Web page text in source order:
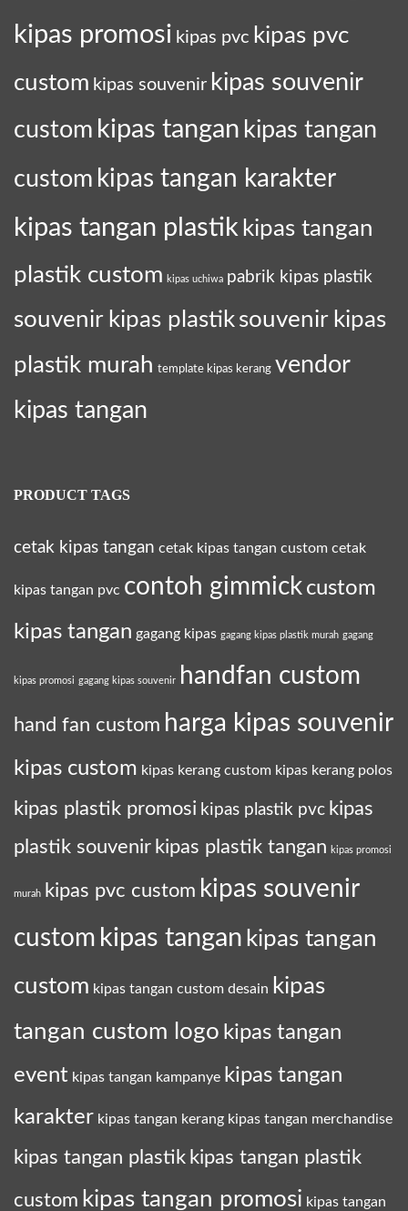
kipas promosi kipas pvc kipas pvc
custom kipas souvenir kipas souvenir
custom kipas tangan kipas tangan
custom kipas tangan karakter
kipas tangan plastik kipas tangan
plastik custom kipas uchiwa pabrik kipas plastik
souvenir kipas plastiksouvenir kipas
plastik murah template kipas kerang vendor
kipas tangan
PRODUCT TAGS
cetak kipas tangan cetak kipas tangan custom cetak
kipas tangan pvc contoh gimmick custom
kipas tangan gagang kipas gagang kipas plastik murah gagang
kipas promosi gagang kipas souvenir handfan custom
hand fan custom harga kipas souvenir
kipas custom kipas kerang custom kipas kerang polos
kipas plastik promosi kipas plastik pvc kipas
plastik souvenir kipas plastik tangan kipas promosi
murah kipas pvc custom kipas souvenir
custom kipas tangan kipas tangan
custom kipas tangan custom desain kipas
tangan custom logo kipas tangan
event kipas tangan kampanye kipas tangan
karakter kipas tangan kerang kipas tangan merchandise
kipas tangan plastik kipas tangan plastik
custom kipas tangan promosi kipas tangan